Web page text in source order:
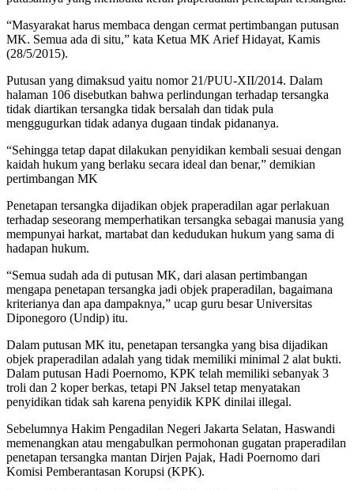
“Masyarakat harus membaca dengan cermat pertimbangan putusan
MK. Semua ada di situ,” kata Ketua MK Arief Hidayat, Kamis
(28/5/2015).
Putusan yang dimaksud yaitu nomor 21/PUU-XII/2014. Dalam
halaman 106 disebutkan bahwa perlindungan terhadap tersangka
tidak diartikan tersangka tidak bersalah dan tidak pula
menggugurkan tidak adanya dugaan tindak pidananya.
“Sehingga tetap dapat dilakukan penyidikan kembali sesuai dengan
kaidah hukum yang berlaku secara ideal dan benar,” demikian
pertimbangan MK
Penetapan tersangka dijadikan objek praperadilan agar perlakuan
terhadap seseorang memperhatikan tersangka sebagai manusia yang
mempunyai harkat, martabat dan kedudukan hukum yang sama di
hadapan hukum.
“Semua sudah ada di putusan MK, dari alasan pertimbangan
mengapa penetapan tersangka jadi objek praperadilan, bagaimana
kriterianya dan apa dampaknya,” ucap guru besar Universitas
Diponegoro (Undip) itu.
Dalam putusan MK itu, penetapan tersangka yang bisa dijadikan
objek praperadilan adalah yang tidak memiliki minimal 2 alat bukti.
Dalam putusan Hadi Poernomo, KPK telah memiliki sebanyak 3
troli dan 2 koper berkas, tetapi PN Jaksel tetap menyatakan
penyidikan tidak sah karena penyidik KPK dinilai illegal.
Sebelumnya Hakim Pengadilan Negeri Jakarta Selatan, Haswandi
memenangkan atau mengabulkan permohonan gugatan praperadilan
penetapan tersangka mantan Dirjen Pajak, Hadi Poernomo dari
Komisi Pemberantasan Korupsi (KPK).